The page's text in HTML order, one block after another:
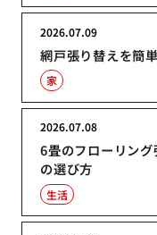
網戸張り替えを簡
2026.07.09
家
6畳のフローリン
の選び方
2026.07.08
生活